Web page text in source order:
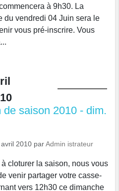
à 9h30. La
du vendredi 04 Juin sera le
vous pré-inscrire. Vous
de saison 2010 - dim.
2010 parAdmin istrateur
cloturer la saison, nous vous
venir partager votre casse-
vers 12h30 ce dimanche